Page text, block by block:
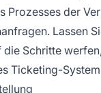
Prozesses der
Lassen
die Schritte
Ticketing-